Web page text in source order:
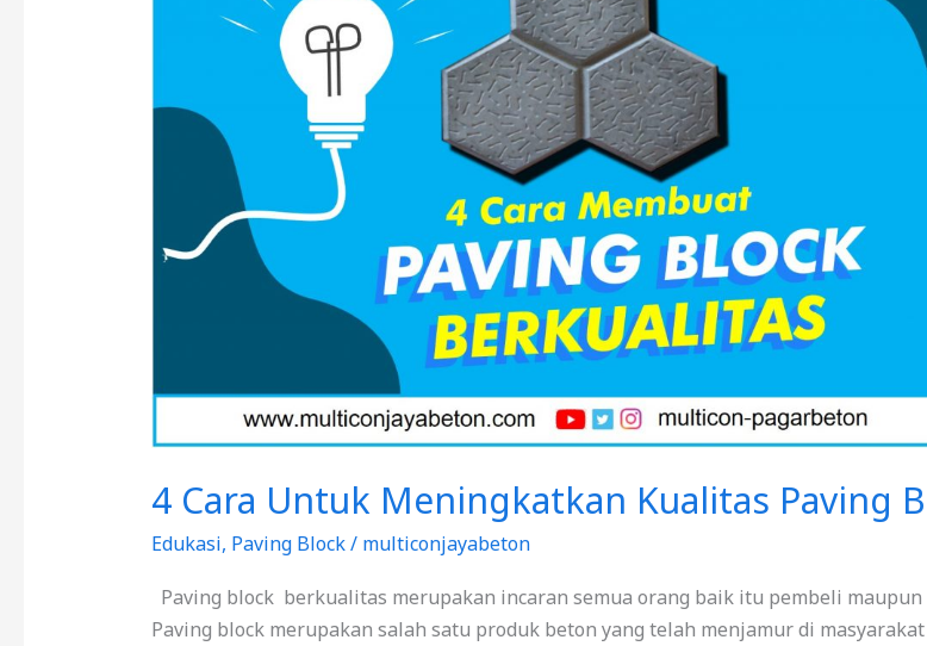
4 Cara Untuk Meningkatkan Kualitas Paving
Edukasi, Paving Block/ multiconjayabeton
Paving block berkualitas merupakan incaran semua orang baik itu pembeli maupun
Paving block merupakan salah satu produk beton yang telah menjamur di
Meningkatkan
Block